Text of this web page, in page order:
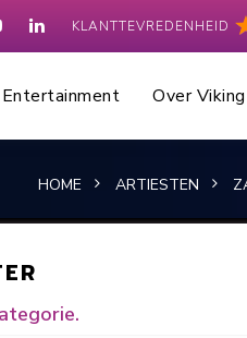
KLANTTEVREDENHEID
Entertainment Over Viking
HOME ARTIESTEN